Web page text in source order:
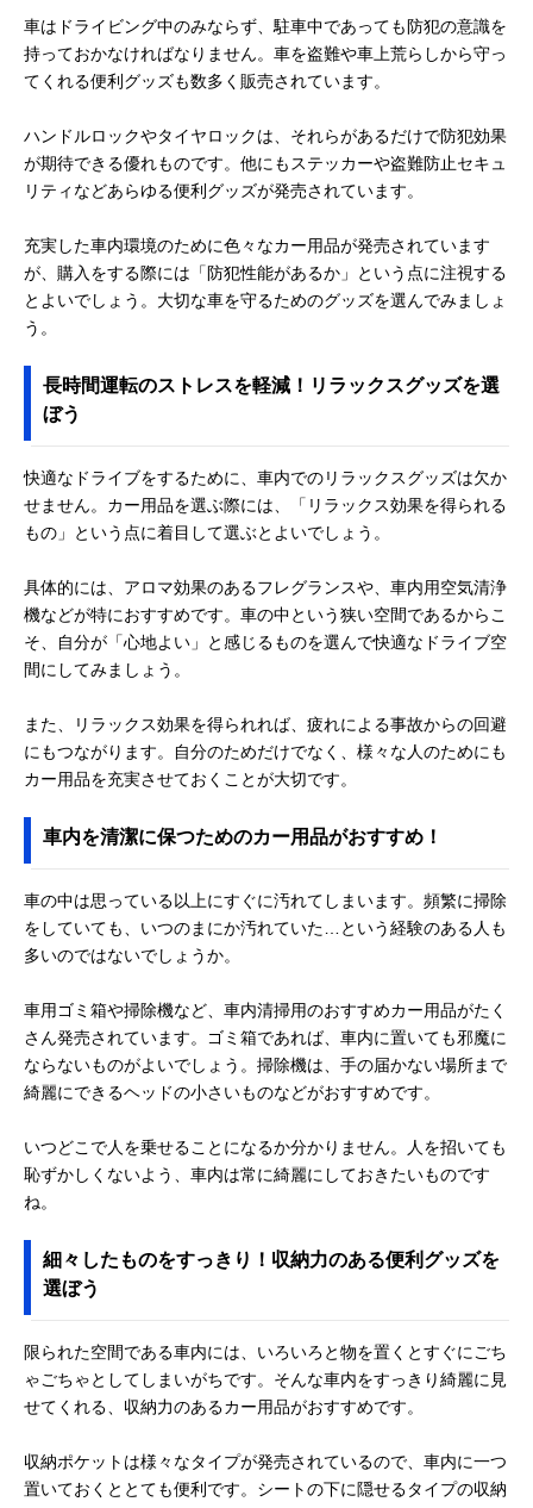
車はドライビング中のみならず、駐車中であっても防犯の意識を
持っておかなければなりません。車を盗難や車上荒らしから守っ
てくれる便利グッズも数多く販売されています。
ハンドルロックやタイヤロックは、それらがあるだけで防犯効果
が期待できる優れものです。他にもステッカーや盗難防止セキュ
リティなどあらゆる便利グッズが発売されています。
充実した車内環境のために色々なカー用品が発売されています
が、購入をする際には「防犯性能があるか」という点に注視する
とよいでしょう。大切な車を守るためのグッズを選んでみましょ
う。
長時間運転のストレスを軽減！リラックスグッズを選
ぼう
快適なドライブをするために、車内でのリラックスグッズは欠か
せません。カー用品を選ぶ際には、「リラックス効果を得られる
もの」という点に着目して選ぶとよいでしょう。
具体的には、アロマ効果のあるフレグランスや、車内用空気清浄
機などが特におすすめです。車の中という狭い空間であるからこ
そ、自分が「心地よい」と感じるものを選んで快適なドライブ空
間にしてみましょう。
また、リラックス効果を得られれば、疲れによる事故からの回避
にもつながります。自分のためだけでなく、様々な人のためにも
カー用品を充実させておくことが大切です。
車内を清潔に保つためのカー用品がおすすめ！
車の中は思っている以上にすぐに汚れてしまいます。頻繁に掃除
をしていても、いつのまにか汚れていた…という経験のある人も
多いのではないでしょうか。
車用ゴミ箱や掃除機など、車内清掃用のおすすめカー用品がたく
さん発売されています。ゴミ箱であれば、車内に置いても邪魔に
ならないものがよいでしょう。掃除機は、手の届かない場所まで
綺麗にできるヘッドの小さいものなどがおすすめです。
いつどこで人を乗せることになるか分かりません。人を招いても
恥ずかしくないよう、車内は常に綺麗にしておきたいものです
ね。
細々したものをすっきり！収納力のある便利グッズを
選ぼう
限られた空間である車内には、いろいろと物を置くとすぐにごち
ゃごちゃとしてしまいがちです。そんな車内をすっきり綺麗に見
せてくれる、収納力のあるカー用品がおすすめです。
収納ポケットは様々なタイプが発売されているので、車内に一つ
置いておくととても便利です。シートの下に隠せるタイプの収納